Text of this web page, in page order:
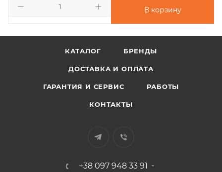
В корзину
КАТАЛОГ БРЕНДЫ
ДОСТАВКА И ОПЛАТА
ГАРАНТИЯ И СЕРВИС РАБОТЫ
КОНТАКТЫ
+38 097 948 33 91